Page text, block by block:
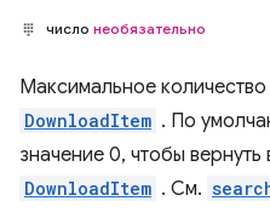
число необязательно
Максимальное
DownloadItem . По
значение 0, чтобы
DownloadItem . См.